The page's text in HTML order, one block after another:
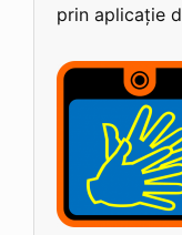
prin aplicație